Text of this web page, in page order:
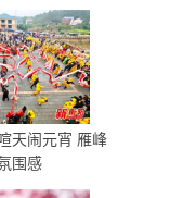
天闹元宵 雁峰
围感